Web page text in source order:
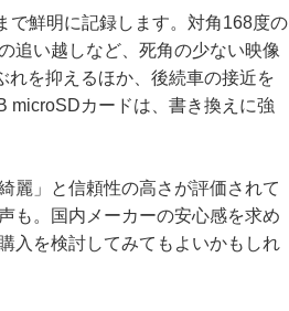
で鮮明に記録します。対角168度の
追い越しなど、死角の少ない映像
を抑えるほか、後続車の接近を
microSDカードは、書き換えに強
麗」と信頼性の高さが評価されて
も。国内メーカーの安心感を求め
入を検討してみてもよいかもしれ